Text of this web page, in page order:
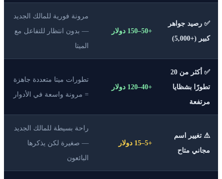
✅ رصيد جواهر
كبير (+5,000)
+50–150 دولار
مرونة فورية للمالك الجديد
— بدون انتظار للتفاعل مع
الميتا
✅ أكثر من 20
تطورًا بشظايا
مرتفعة
+40–120 دولار
تطورات ميتا متعددة جاهزة
= مرونة واسعة في الأدوار
⚠️ تغيير اسم
مجاني متاح
+5–15 دولار
راحة بسيطة للمالك الجديد
— صغيرة لكن يذكرها
البائعون